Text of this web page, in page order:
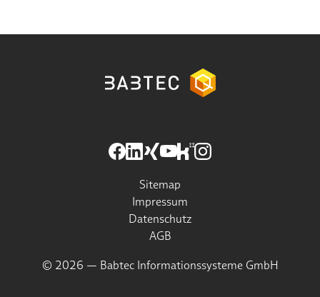
Sitemap
Impressum
Datenschutz
AGB
© 2026 — Babtec Informationssysteme GmbH